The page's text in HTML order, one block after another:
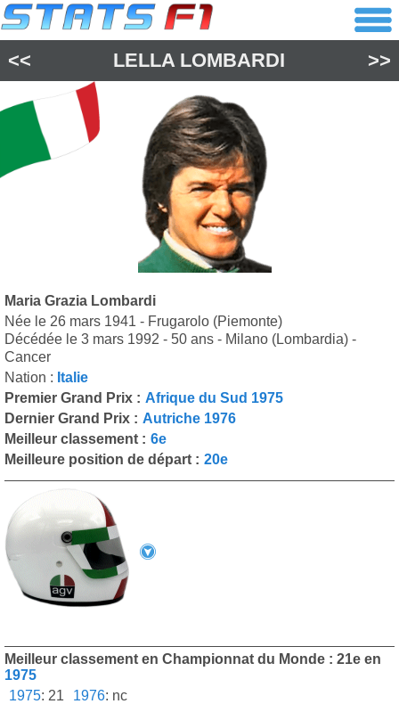
<< LELLA LOMBARDI >>
Maria Grazia Lombardi
Née le 26 mars 1941 - Frugarolo (Piemonte)
Décédée le 3 mars 1992 - 50 ans - Milano (Lombardia) -
Cancer
Nation : Italie
Premier Grand Prix : Afrique du Sud 1975
Dernier Grand Prix : Autriche 1976
Meilleur classement : 6e
Meilleure position de départ : 20e
Meilleur classement en Championnat du Monde : 21e en
1975
1975: 21 1976: nc